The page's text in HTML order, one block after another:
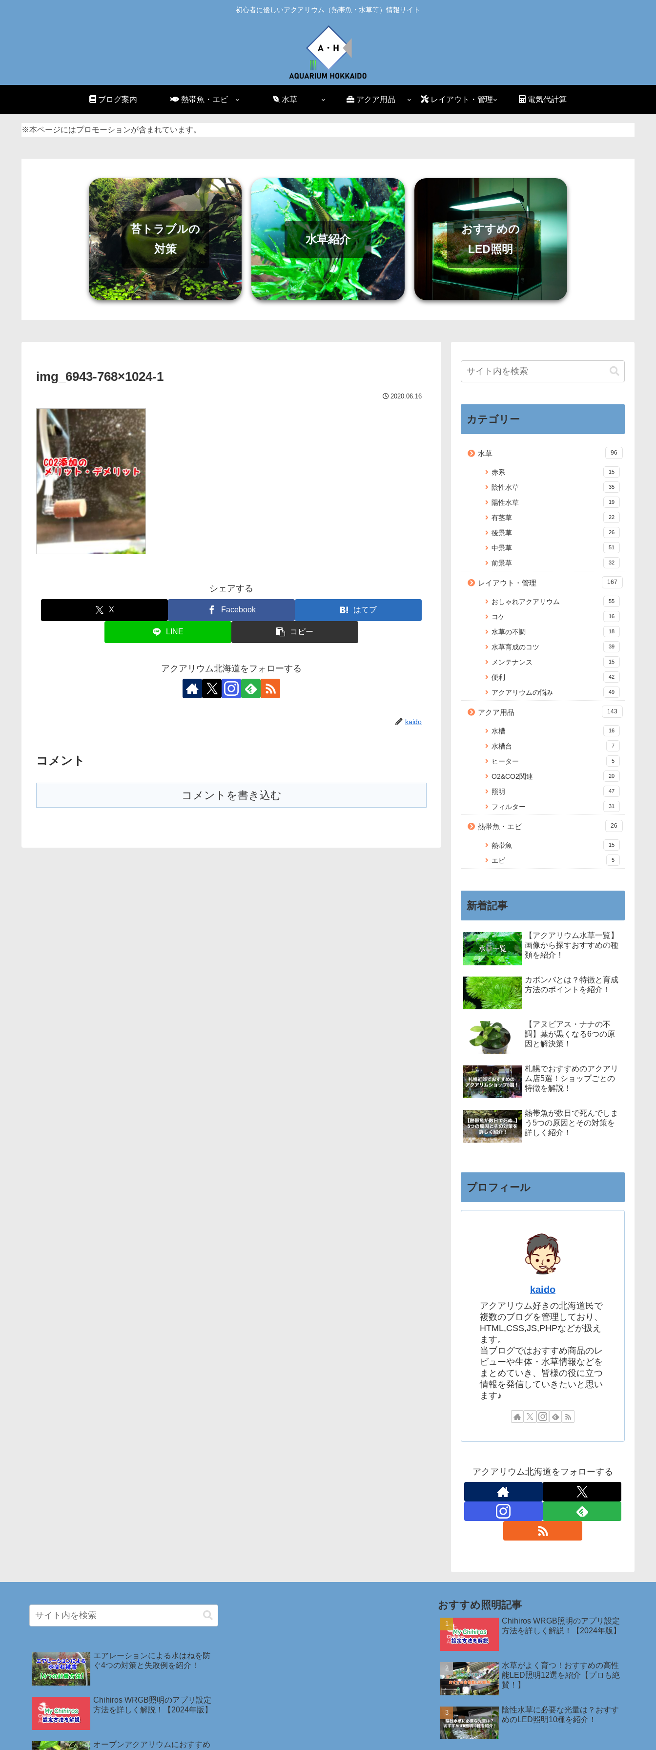
初心者に優しいアクアリウム（熱帯魚・水草等）情報サイト
ブログ案内 熱帯魚・エビ 水草 アクア用品 レイアウト・管理 電気代計算
※本ページにはプロモーションが含まれています。
苔トラブルの
対策
水草紹介
おすすめの
LED照明
img_6943-768×1024-1
2020.06.16
シェアする
X Facebook はてブ
LINE コピー
アクアリウム北海道をフォローする
kaido
コメント
コメントを書き込む
カテゴリー
水草 96
赤系 15
陰性水草 35
陽性水草 19
有茎草 22
後景草 26
中景草 51
前景草 32
レイアウト・管理 167
おしゃれアクアリウム 55
コケ 16
水草の不調 18
水草育成のコツ 39
メンテナンス 15
便利 42
アクアリウムの悩み 49
アクア用品 143
水槽 16
水槽台 7
ヒーター 5
O2&CO2関連 20
照明 47
フィルター 31
熱帯魚・エビ 26
熱帯魚 15
エビ 5
新着記事
【アクアリウム水草一覧】
画像から探すおすすめの種
類を紹介！
カボンバとは？特徴と育成
方法のポイントを紹介！
【アヌビアス・ナナの不
調】葉が黒くなる6つの原
因と解決策！
札幌でおすすめのアクアリ
ム店5選！ショップごとの
特徴を解説！
熱帯魚が数日で死んでしま
う5つの原因とその対策を
詳しく紹介！
プロフィール
kaido
アクアリウム好きの北海道民で
複数のブログを管理しており、
HTML,CSS,JS,PHPなどが扱え
ます。
当ブログではおすすめ商品のレ
ビューや生体・水草情報などを
まとめていき、皆様の役に立つ
情報を発信していきたいと思い
ます♪
アクアリウム北海道をフォローする
エアレーションによる水はねを防
ぐ4つの対策と失敗例を紹介！
Chihiros WRGB照明のアプリ設定
方法を詳しく解説！【2024年版】
オープンアクアリウムにおすすめ
おすすめ照明記事
Chihiros WRGB照明のアプリ設定
方法を詳しく解説！【2024年版】
水草がよく育つ！おすすめの高性
能LED照明12選を紹介【プロも絶
賛！】
陰性水草に必要な光量は？おすす
めのLED照明10種を紹介！￼